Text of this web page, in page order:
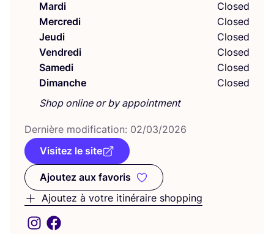
Mardi
Closed
Mercredi
Closed
Jeudi
Closed
Vendredi
Closed
Samedi
Closed
Dimanche
Closed
Shop online or by appointment
Der­nière modi­fi­ca­tion: 02/03/2026
Visitez le site
Ajoutez aux favoris
Ajoutez aux favoris
Ajoutez à votre itinéraire shopping